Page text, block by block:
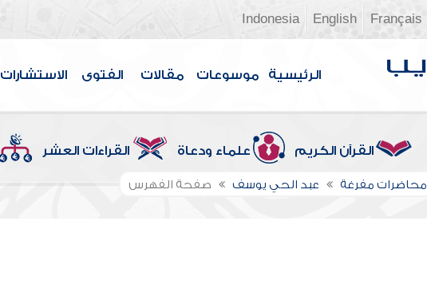
Français
English
Indonesia
الرئيسية موسوعات مقالات الفتوى الاستشارات
القرآن الكريم علماء ودعاة القراءات العشر
محاضرات مفرغة عبد الحي يوسف صفحة الفهرس